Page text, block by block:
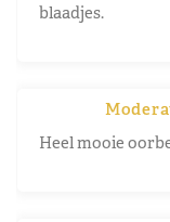
blaadjes.
Heel mooie